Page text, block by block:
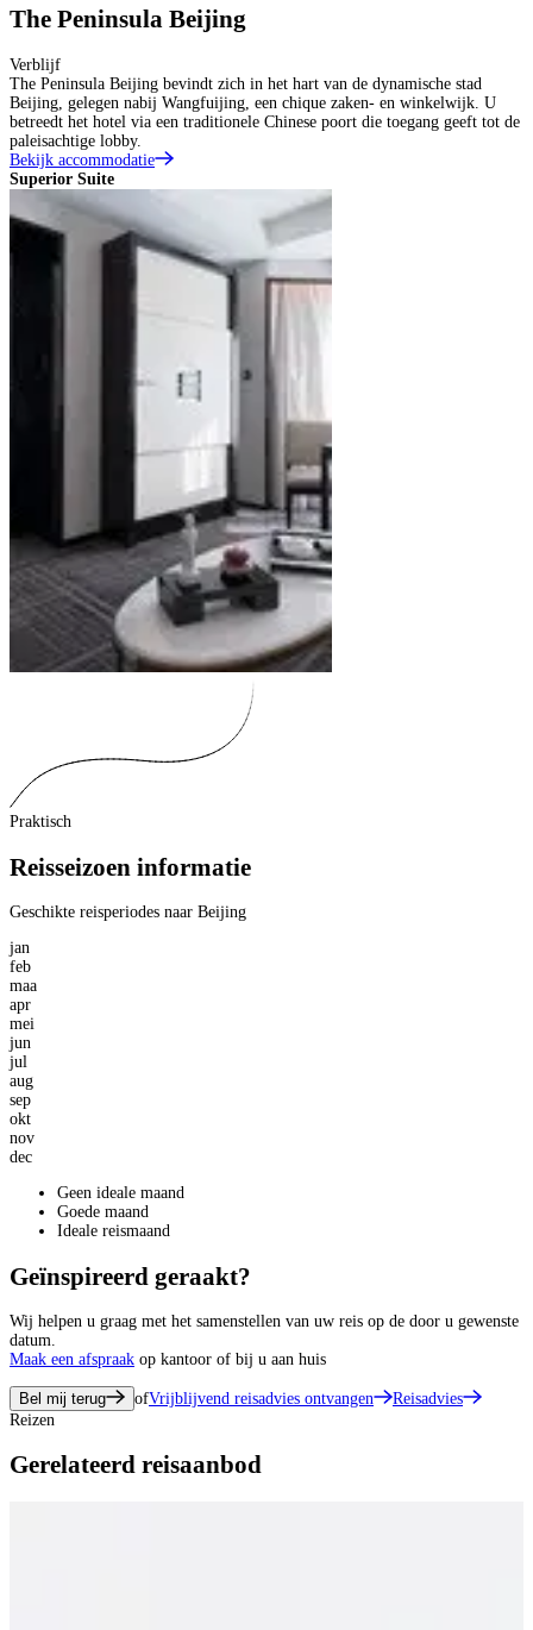
The Peninsula Beijing
Verblijf
The Peninsula Beijing bevindt zich in het hart van de dynamische stad
Beijing, gelegen nabij Wangfuijing, een chique zaken- en winkelwijk. U
betreedt het hotel via een traditionele Chinese poort die toegang geeft tot de
paleisachtige lobby.
Bekijk accommodatie
Superior Suite
Praktisch
Reisseizoen informatie
Geschikte reisperiodes naar Beijing
jan
feb
maa
apr
mei
jun
jul
aug
sep
okt
nov
dec
Geen ideale maand
Goede maand
Ideale reismaand
Geïnspireerd geraakt?
Wij helpen u graag met het samenstellen van uw reis op de door u gewenste
datum.
Maak een afspraak op kantoor of bij u aan huis
Bel mij terug ofVrijblijvend reisadvies ontvangen
Reisadvies
Reizen
Gerelateerd reisaanbod